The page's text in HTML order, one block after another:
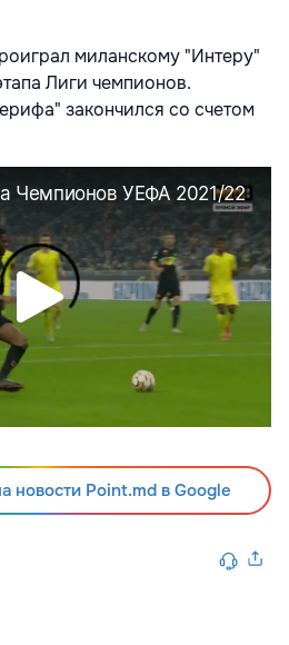
миланскому "Интеру"
Лиги чемпионов.
закончился со счетом
новости Point.md в Google